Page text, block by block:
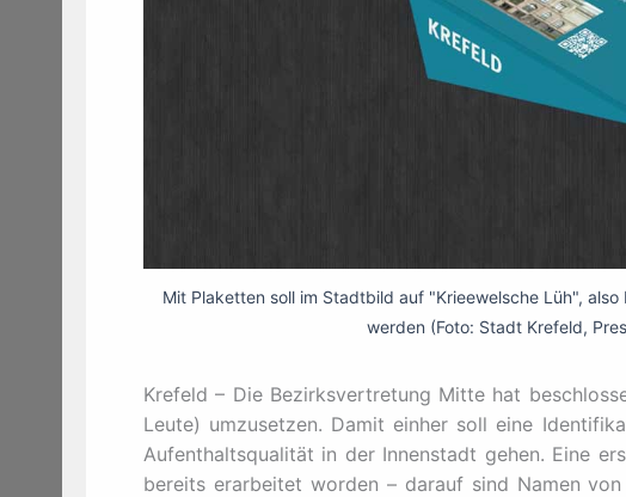
Mit Plaketten soll im Stadtbild auf "Krieewelsche Lüh",
werden (Foto: Stadt Krefeld,
Krefeld – Die Bezirksvertretung Mitte hat
Leute) umzusetzen. Damit einher soll eine
Aufenthaltsqualität in der Innenstadt gehen. Eine
bereits erarbeitet worden – darauf sind Namen